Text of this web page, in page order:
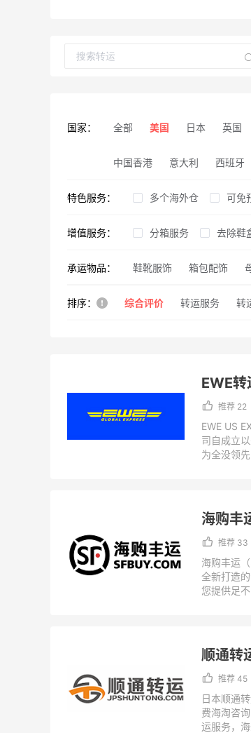
国家： 全部 美国 日本 英国
中国香港 意大利 西班牙
特色服务： 多个海外仓 可免
免费仓储期 客服
免税州直发 美私
有视频教程
增值服务： 分箱服务 去除鞋
合箱服务 破损通知
美私地址 内件拍照
承运物品： 鞋靴服饰 箱包配饰
户外用品 热门物品
排序： 综合评价 转运服务 转
EWE转
推荐 22
EWE US
司自成立
为全没领
海购丰
推荐 33
海购丰运
全新打造
您提供足
顺通转
推荐 45
日本顺通
费海淘咨
运服务，